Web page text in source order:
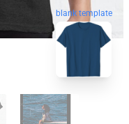
blank template